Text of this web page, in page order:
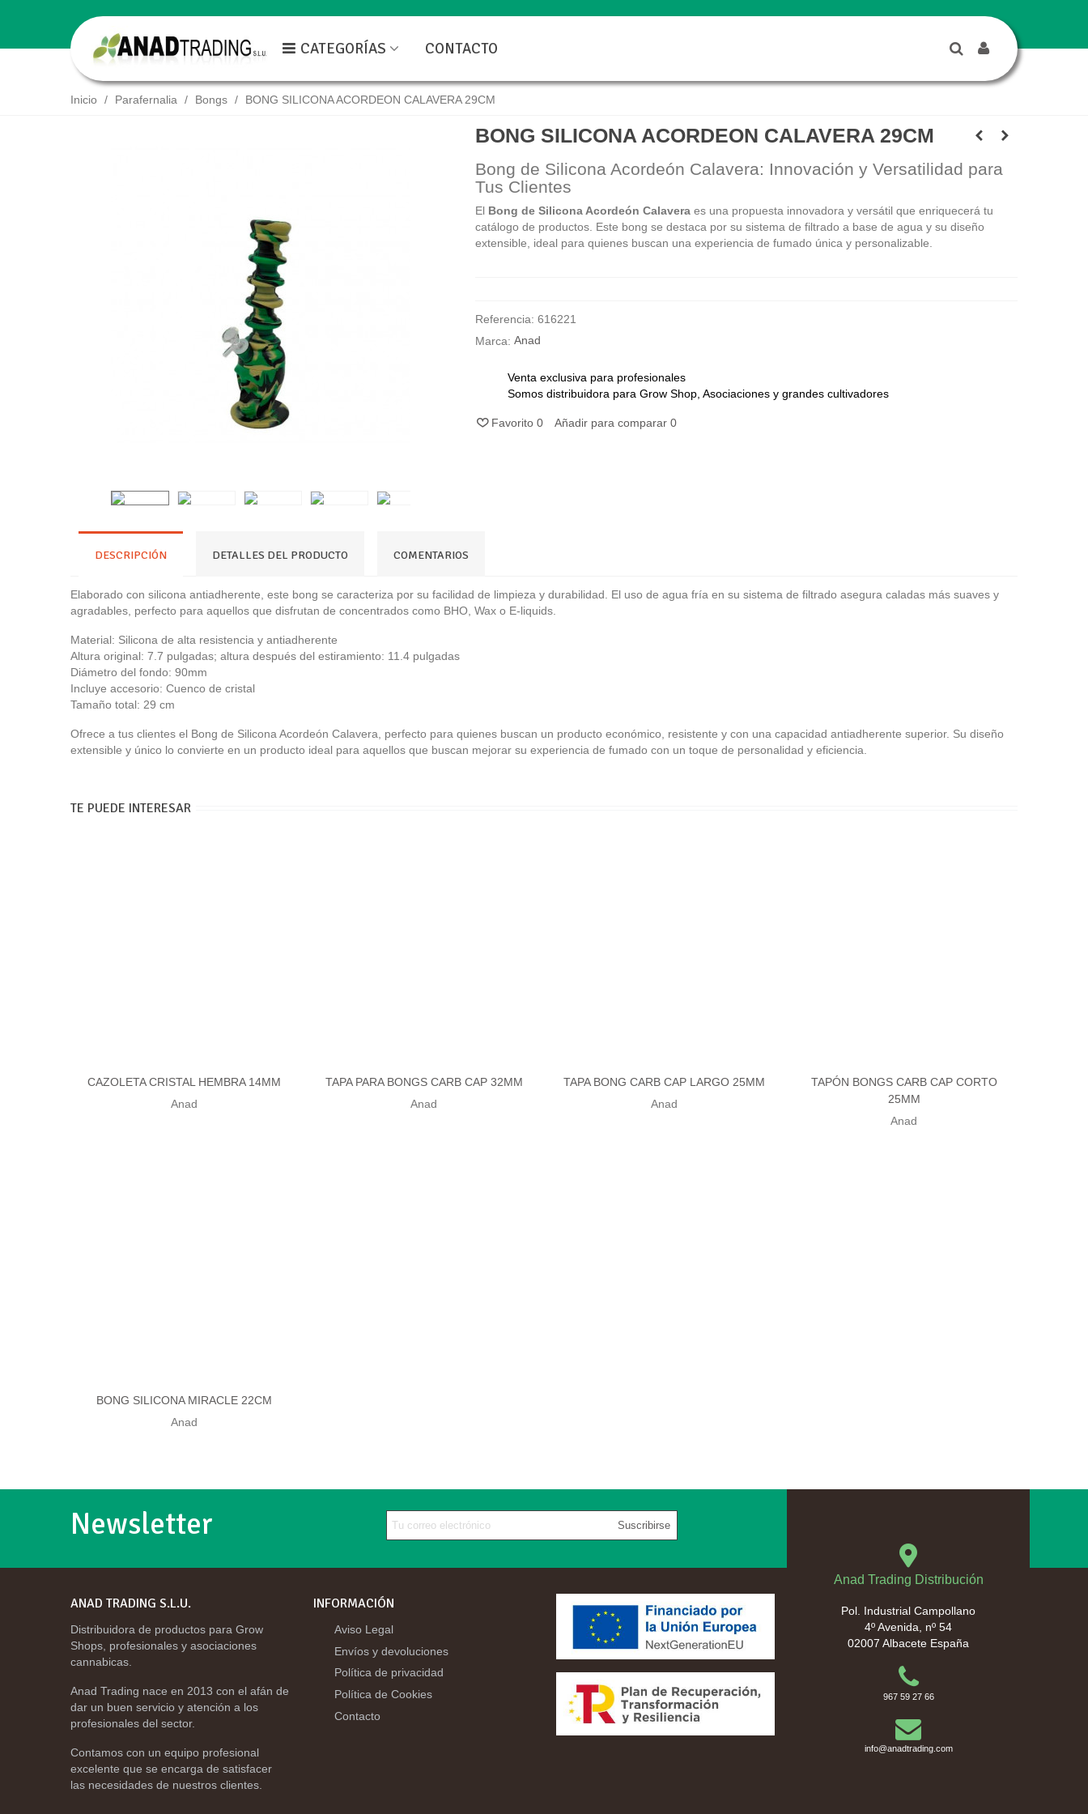
CATEGORÍAS CONTACTO
Inicio / Parafernalia / Bongs / BONG SILICONA ACORDEON CALAVERA 29CM
BONG SILICONA ACORDEON CALAVERA 29CM
Bong de Silicona Acordeón Calavera: Innovación y Versatilidad para
Tus Clientes
El Bong de Silicona Acordeón Calavera es una propuesta innovadora y versátil que enriquecerá tu
catálogo de productos. Este bong se destaca por su sistema de filtrado a base de agua y su diseño
extensible, ideal para quienes buscan una experiencia de fumado única y personalizable.
Referencia: 616221
Marca: Anad
Venta exclusiva para profesionales
Somos distribuidora para Grow Shop, Asociaciones y grandes cultivadores
Favorito 0 Añadir para comparar 0
DESCRIPCIÓN DETALLES DEL PRODUCTO COMENTARIOS
Elaborado con silicona antiadherente, este bong se caracteriza por su facilidad de limpieza y durabilidad. El uso de agua fría en su sistema de filtrado asegura caladas más suaves y
agradables, perfecto para aquellos que disfrutan de concentrados como BHO, Wax o E-liquids.
Material: Silicona de alta resistencia y antiadherente
Altura original: 7.7 pulgadas; altura después del estiramiento: 11.4 pulgadas
Diámetro del fondo: 90mm
Incluye accesorio: Cuenco de cristal
Tamaño total: 29 cm
Ofrece a tus clientes el Bong de Silicona Acordeón Calavera, perfecto para quienes buscan un producto económico, resistente y con una capacidad antiadherente superior. Su diseño
extensible y único lo convierte en un producto ideal para aquellos que buscan mejorar su experiencia de fumado con un toque de personalidad y eficiencia.
TE PUEDE INTERESAR
Ver más
CAZOLETA CRISTAL HEMBRA 14MM
Anad
Ver más
TAPA PARA BONGS CARB CAP 32MM
Anad
Ver más
TAPA BONG CARB CAP LARGO 25MM
Anad
Ver más
TAPÓN BONGS CARB CAP CORTO
25MM
Anad
Ver más
BONG SILICONA MIRACLE 22CM
Anad
Newsletter Suscribirse
ANAD TRADING S.L.U.
Distribuidora de productos para Grow
Shops, profesionales y asociaciones
cannabicas.
Anad Trading nace en 2013 con el afán de
dar un buen servicio y atención a los
profesionales del sector.
Contamos con un equipo profesional
excelente que se encarga de satisfacer
las necesidades de nuestros clientes.
INFORMACIÓN
Aviso Legal
Envíos y devoluciones
Política de privacidad
Política de Cookies
Contacto
Anad Trading Distribución
Pol. Industrial Campollano
4º Avenida, nº 54
02007 Albacete España
967 59 27 66
info@anadtrading.com